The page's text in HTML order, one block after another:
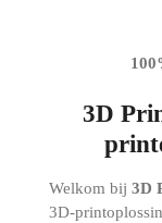
3D
Welkom bij 3D
3D-